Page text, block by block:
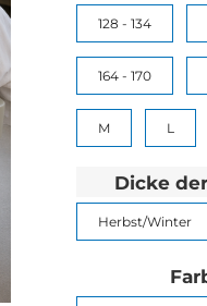
128 - 134
164 - 170
M L
Dicke
Herbst/Winter